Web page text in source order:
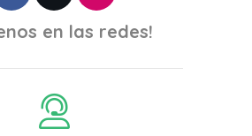
en las redes!